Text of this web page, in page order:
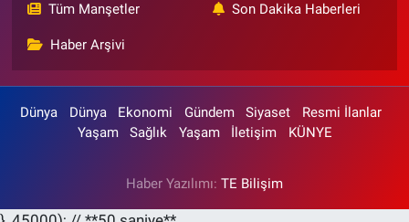
Tüm Manşetler Son Dakika Haberleri
Haber Arşivi
Dünya Dünya Ekonomi Gündem Siyaset
Resmi İlanlar
Yaşam
Sağlık Yaşam İletişim KÜNYE
Haber Yazılımı: TE Bilişim